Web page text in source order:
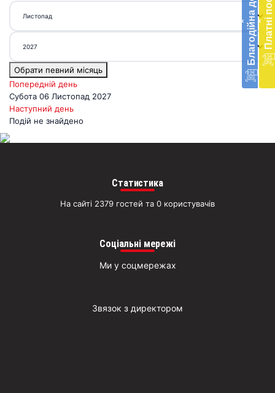
‹
в
‹
Обрати певний місяць
Попередній день
Субота 06 Листопад 2027
Наступний день
Подій не знайдено
Статистика
На сайті 2379 гостей та 0 користувачів
Соціальні мережі
Ми у соцмережах
Звязок з директором